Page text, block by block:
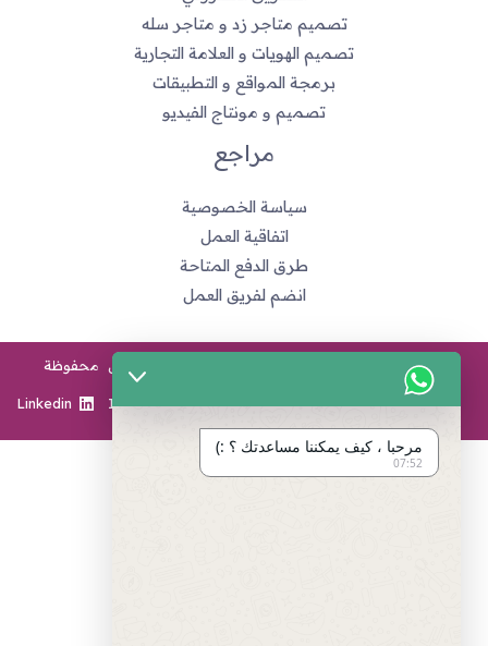
تصميم متاجر زد و متاجر سله
تصميم الهويات و العلامة التجارية
برمجة المواقع و التطبيقات
تصميم و مونتاج الفيديو
مراجع
سياسة الخصوصية
اتفاقية العمل
طرق الدفع المتاحة
انضم لفريق العمل
Facebook
Twitter
Instagram
Linkedin
مرحبا ، كيف يمكننا مساعدتك ؟ :)
07:52